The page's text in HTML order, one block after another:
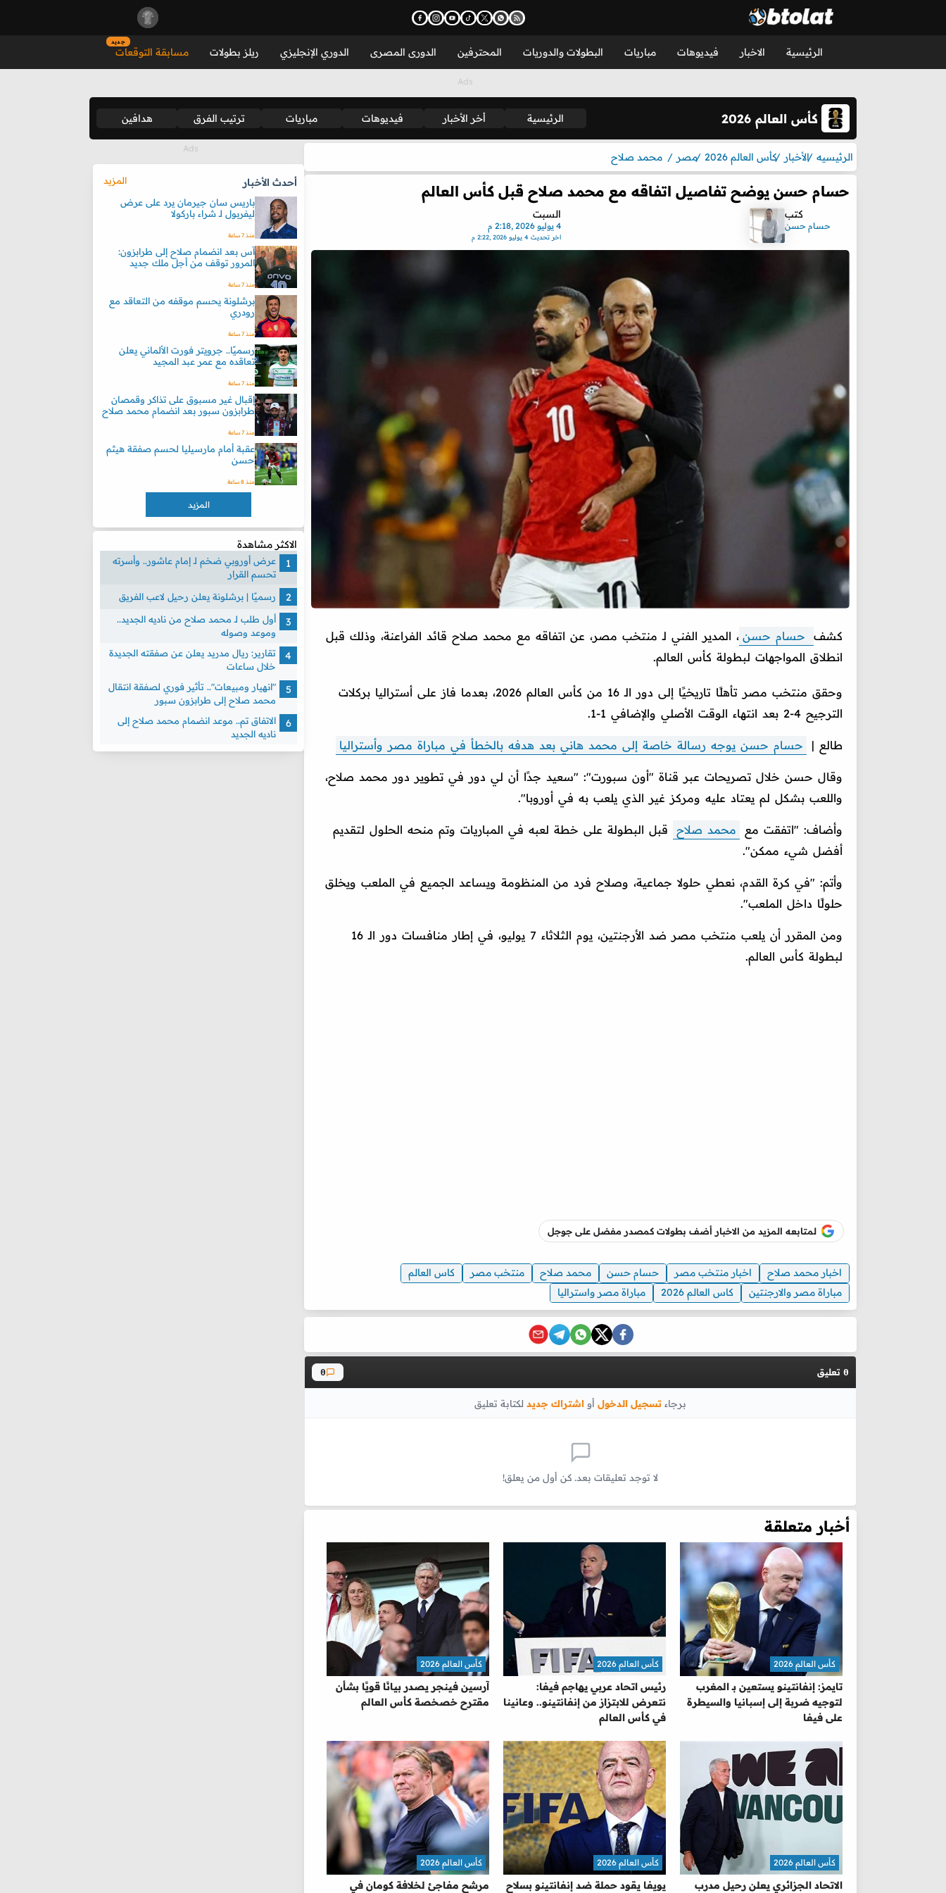
الرئيسية الاخبار فيديوهات مباريات البطولات والدوريات المحترفين الدورى المصرى الدوري الإنجليزي ريلز بطولات مسابقة التوقعات
جديد
كأس العالم 2026 الرئيسية أخر الأخبار فيديوهات مباريات ترتيب الفرق هدافين
الرئيسيه الأخبار كأس العالم 2026 مصر محمد صلاح
حسام حسن يوضح تفاصيل اتفاقه مع محمد صلاح قبل كأس العالم
كتب
حسام حسن
السبت
4 يوليو 2026 ,2:18 م
اخر تحديث 4 يوليو 2026 ,2:22 م
كشف حسام حسن ، المدير الفني لـ منتخب مصر، عن اتفاقه مع محمد صلاح قائد الفراعنة، وذلك قبل
انطلاق المواجهات لبطولة كأس العالم.
وحقق منتخب مصر تأهلًا تاريخيًا إلى دور الـ 16 من كأس العالم 2026، بعدما فاز على أستراليا بركلات
الترجيح 4-2 بعد انتهاء الوقت الأصلي والإضافي 1-1.
طالع | حسام حسن يوجه رسالة خاصة إلى محمد هاني بعد هدفه بالخطأ في مباراة مصر وأستراليا
وقال حسن خلال تصريحات عبر قناة "أون سبورت": "سعيد جدًا أن لي دور في تطوير دور محمد صلاح،
واللعب بشكل لم يعتاد عليه ومركز غير الذي يلعب به في أوروبا".
وأضاف: "اتفقت مع محمد صلاح
قبل البطولة على خطة لعبه في المباريات وتم منحه الحلول لتقديم
أفضل شيء ممكن".
وأتم: "في كرة القدم، نعطي حلولا جماعية، وصلاح فرد من المنظومة ويساعد الجميع في الملعب ويخلق
حلولًا داخل الملعب".
ومن المقرر أن يلعب منتخب مصر ضد الأرجنتين، يوم الثلاثاء 7 يوليو، في إطار منافسات دور الـ 16
لبطولة كأس العالم.
لمتابعه المزيد من الاخبار أضف بطولات كمصدر مفضل على جوجل
اخبار محمد صلاح اخبار منتخب مصر حسام حسن محمد صلاح منتخب مصر
كاس العالم
مباراة مصر والارجنتين
كاس العالم 2026 مباراة مصر واستراليا
0 تعليق 0
برجاء تسجيل الدخول أو اشتراك جديد لكتابة تعليق
لا توجد تعليقات بعد. كن أول من يعلق!
أخبار متعلقة
تايمز: إنفانتينو يستعين بـ المغرب
لتوجيه ضربة إلى إسبانيا والسيطرة
على فيفا
كأس العالم 2026
رئيس اتحاد عربي يهاجم فيفا:
نتعرض للابتزاز من إنفانتينو.. وعانينا
في كأس العالم
كأس العالم 2026
آرسين فينجر يصدر بيانًا قويًا بشأن
مقترح خصخصة كأس العالم
كأس العالم 2026
الاتحاد الجزائري يعلن رحيل مدرب
كأس العالم 2026
يويفا يقود حملة ضد إنفانتينو بسلاح
كأس العالم 2026
مرشح مفاجئ لخلافة كومان في
كأس العالم 2026
أحدث الأخبار
المزيد
باريس سان جيرمان يرد على عرض
ليفربول لـ شراء باركولا
منذ 7 ساعة
آس بعد انضمام صلاح إلى طرابزون:
المرور توقف من أجل ملك جديد
منذ 7 ساعة
برشلونة يحسم موقفه من التعاقد مع
رودري
منذ 7 ساعة
رسميًا.. جرويتر فورت الألماني يعلن
تعاقده مع عمر عبد المجيد
منذ 7 ساعة
إقبال غير مسبوق على تذاكر وقمصان
طرابزون سبور بعد انضمام محمد صلاح
منذ 7 ساعة
عقبة أمام مارسيليا لحسم صفقة هيثم
حسن
منذ 8 ساعة
المزيد
الاكثر مشاهدة
عرض أوروبي ضخم لـ إمام عاشور.. وأسرته
تحسم القرار
رسميًا | برشلونة يعلن رحيل لاعب الفريق
أول طلب لـ محمد صلاح من ناديه الجديد..
وموعد وصوله
تقارير: ريال مدريد يعلن عن صفقته الجديدة
خلال ساعات
"انهيار ومبيعات".. تأثير فوري لصفقة انتقال
محمد صلاح إلى طرابزون سبور
الاتفاق تم.. موعد انضمام محمد صلاح إلى
ناديه الجديد